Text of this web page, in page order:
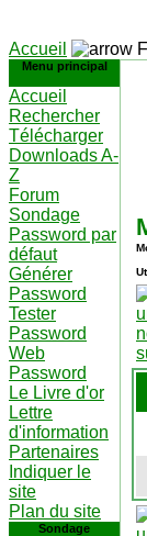
Accueil
Menu principal
Accueil
Rechercher
Télécharger
Downloads A-
Z
Forum
Sondage
Password par
défaut
Générer
Password
Tester
Password
Web
Password
Le Livre d'or
Lettre
d'information
Partenaires
Indiquer le
site
Plan du site
Sondage